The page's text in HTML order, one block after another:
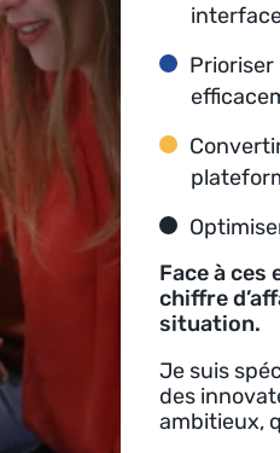
Face à
chiffre
situation.
Je suis
des
ambitieux,